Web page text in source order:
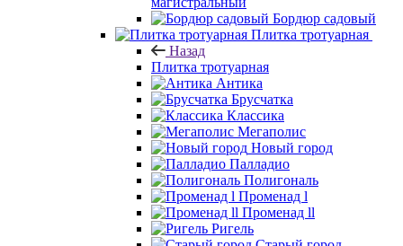
Бордюр садовый
Плитка тротуарная
Назад
Плитка тротуарная
Антика
Брусчатка
Классика
Мегаполис
Новый город
Палладио
Полигональ
Променад l
Променад ll
Ригель